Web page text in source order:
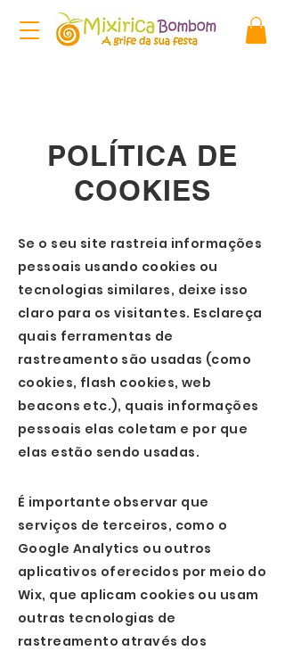
POLÍTICA DE
COOKIES
Se o seu site rastreia informações
pessoais usando cookies ou
tecnologias similares, deixe isso
claro para os visitantes. Esclareça
quais ferramentas de
rastreamento são usadas (como
cookies, flash cookies, web
beacons etc.), quais informações
pessoais elas coletam e por que
elas estão sendo usadas.
É importante observar que
serviços de terceiros, como o
Google Analytics ou outros
aplicativos oferecidos por meio do
Wix, que aplicam cookies ou usam
outras tecnologias de
rastreamento através dos